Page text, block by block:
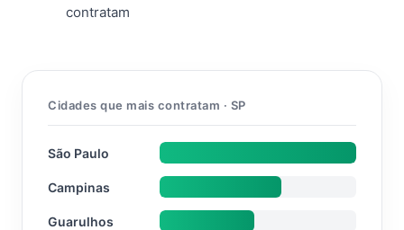
contratam
Cidades que mais contratam · SP
São Paulo
Campinas
Guarulhos